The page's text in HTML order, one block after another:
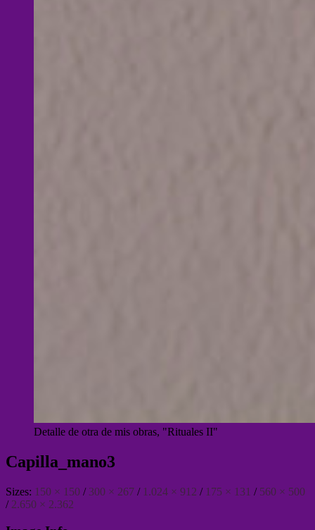
Detalle de otra de mis obras, "Rituales II"
Capilla_mano3
Sizes: 150 × 150 / 300 × 267 / 1.024 × 912 / 175 × 131 / 560 × 500
/ 2.650 × 2.362